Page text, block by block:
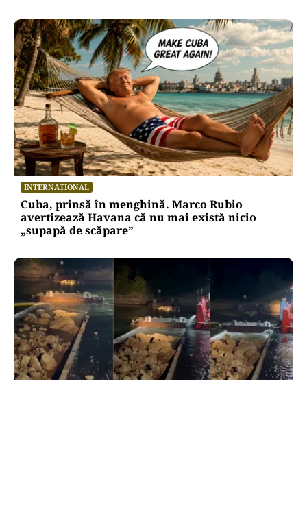
INTERNAȚIONAL
Cuba, prinsă în menghină. Marco Rubio
avertizează Havana că nu mai există nicio
„supapă de scăpare”